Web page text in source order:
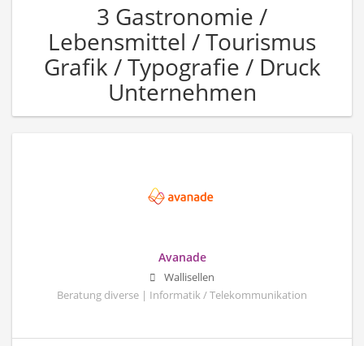
3 Gastronomie /
Lebensmittel / Tourismus
Grafik / Typografie / Druck
Unternehmen
Avanade
Wallisellen
Beratung diverse | Informatik / Telekommunikation